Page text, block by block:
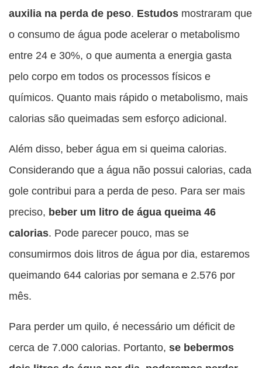
auxilia na perda de peso. Estudos mostraram que
o consumo de água pode acelerar o metabolismo
entre 24 e 30%, o que aumenta a energia gasta
pelo corpo em todos os processos físicos e
químicos. Quanto mais rápido o metabolismo, mais
calorias são queimadas sem esforço adicional.
Além disso, beber água em si queima calorias.
Considerando que a água não possui calorias, cada
gole contribui para a perda de peso. Para ser mais
preciso, beber um litro de água queima 46
calorias. Pode parecer pouco, mas se
consumirmos dois litros de água por dia, estaremos
queimando 644 calorias por semana e 2.576 por
mês.
Para perder um quilo, é necessário um déficit de
cerca de 7.000 calorias. Portanto, se bebermos